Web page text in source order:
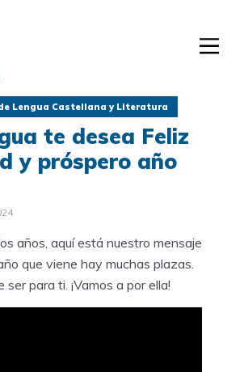
Lengua Castellana y Literatura
te desea Feliz
y próspero año
años, aquí está nuestro mensaje
que viene hay muchas plazas.
ser para ti. ¡Vamos a por ella!